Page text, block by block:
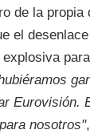
de la
el
Eurovisión.
nosotros"